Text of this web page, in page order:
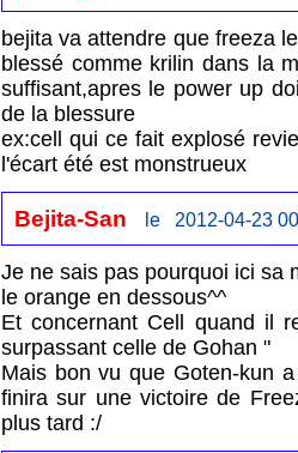
bejita va attendre que freeza
blessé comme krilin dans la
suffisant,apres le power up
de la blessure
ex:cell qui ce fait explosé
l'écart été est monstrueux
Bejita-San le 2012-04-23
Je ne sais pas pourquoi ici sa
le orange en dessous^^
Et concernant Cell quand il
surpassant celle de Gohan "
Mais bon vu que Goten-kun
finira sur une victoire de
plus tard :/